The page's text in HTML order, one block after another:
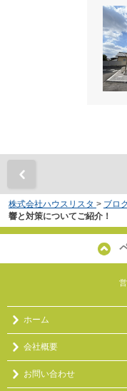
株式会社ハウスリスタ > ブロ
響と対策についてご紹介！
ホーム
会社概要
お問い合わせ